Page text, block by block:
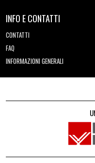
INFO E CONTATTI
CONTATTI
FAQ
INFORMAZIONI GENERALI